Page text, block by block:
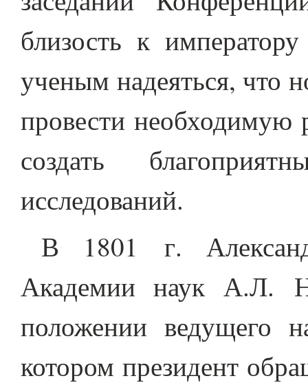
близость к
ученым надеяться, что
провести необходимую
создать
исследований.
В 1801 г.
Академии наук А.Л.
положении ведущего
котором президент